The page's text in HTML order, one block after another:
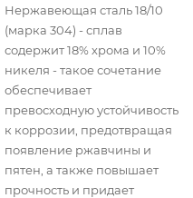
Нержавеющая сталь 18/10
(марка 304) - сплав
содержит 18% хрома и 10%
никеля - такое сочетание
обеспечивает
превосходную устойчивость
к коррозии, предотвращая
появление ржавчины и
пятен, а также повышает
прочность и придает